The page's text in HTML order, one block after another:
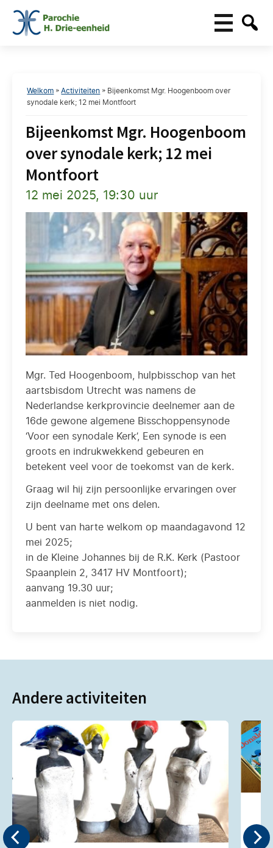
Welkom »Activiteiten » Bijeenkomst Mgr. Hoogenboom over
synodale kerk; 12 mei Montfoort
Bijeenkomst Mgr. Hoogenboom
over synodale kerk; 12 mei
Montfoort
12 mei 2025, 19:30 uur
Mgr. Ted Hoogenboom, hulpbisschop van het
aartsbisdom Utrecht was namens de
Nederlandse kerkprovincie deelnemer aan de
16de gewone algemene Bisschoppensynode
‘Voor een synodale Kerk’, Een synode is een
groots en indrukwekkend gebeuren en
betekent veel voor de toekomst van de kerk.
Graag wil hij zijn persoonlijke ervaringen over
zijn deelname met ons delen.
U bent van harte welkom op maandagavond 12
mei 2025;
in de Kleine Johannes bij de R.K. Kerk (Pastoor
Spaanplein 2, 3417 HV Montfoort);
aanvang 19.30 uur;
aanmelden is niet nodig.
Andere activiteiten